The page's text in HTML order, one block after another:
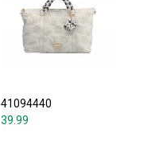
41094440
39.99